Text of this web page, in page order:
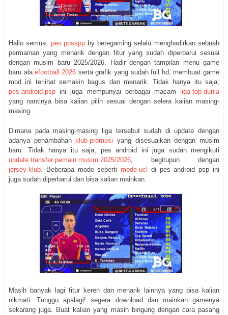
Hallo semua, pes ppssppby betegaming selalu menghadirkan sebuah
permainan yang menarik dengan fitur yang sudah diperbarui sesuai
dengan musim baru 2025/2026. Hadir dengan tampilan menu game
baru alaefootball 2026 serta grafik yang sudah full hd, membuat game
mod ini terlihat semakin bagus dan menarik. Tidak hanya itu saja,
pes android psp ini juga mempunyai berbagai macam
liga top dunia
yang nantinya bisa kalian pilih sesuai dengan selera kalian masing-
masing.
Dimana pada masing-masing liga tersebut sudah di update dengan
adanya penambahan klub promosi yang disesuaikan dengan musim
baru. Tidak hanya itu saja, pes android ini juga sudah mengikuti
update transfer pemain musim 2025/2026 , begitupun dengan
jersey klub . Beberapa mode seperti mode ucl
di pes android psp ini
juga sudah diperbarui dan bisa kalian mainkan.
Masih banyak lagi fitur keren dan menarik lainnya yang bisa kalian
nikmati. Tunggu apalagi! segera download dan mainkan gamenya
sekarang juga. Buat kalian yang masih bingung dengan cara pasang